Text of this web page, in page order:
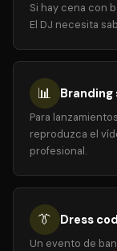
Si hay cena con
El DJ necesita
📊 Branding
Para
reproduzca el
profesional.
👔 Dress
Un evento de